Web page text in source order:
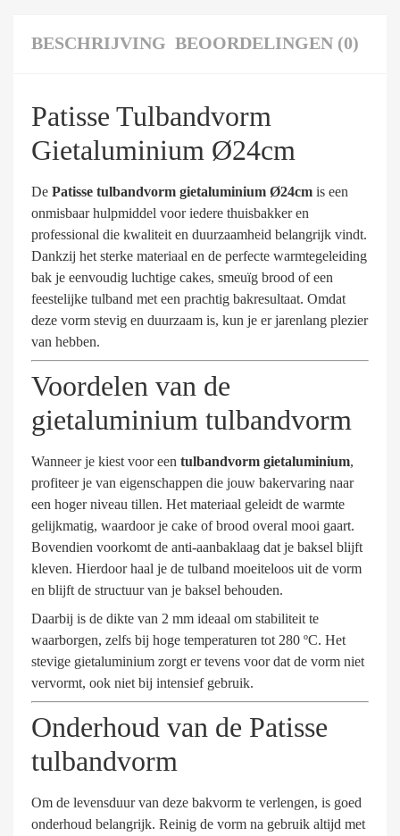
BESCHRIJVING BEOORDELINGEN (0)
Patisse Tulbandvorm
Gietaluminium Ø24cm
De Patisse tulbandvorm gietaluminium Ø24cm is een
onmisbaar hulpmiddel voor iedere thuisbakker en
professional die kwaliteit en duurzaamheid belangrijk vindt.
Dankzij het sterke materiaal en de perfecte warmtegeleiding
bak je eenvoudig luchtige cakes, smeuïg brood of een
feestelijke tulband met een prachtig bakresultaat. Omdat
deze vorm stevig en duurzaam is, kun je er jarenlang plezier
van hebben.
Voordelen van de
gietaluminium tulbandvorm
Wanneer je kiest voor een tulbandvorm gietaluminium,
profiteer je van eigenschappen die jouw bakervaring naar
een hoger niveau tillen. Het materiaal geleidt de warmte
gelijkmatig, waardoor je cake of brood overal mooi gaart.
Bovendien voorkomt de anti-aanbaklaag dat je baksel blijft
kleven. Hierdoor haal je de tulband moeiteloos uit de vorm
en blijft de structuur van je baksel behouden.
Daarbij is de dikte van 2 mm ideaal om stabiliteit te
waarborgen, zelfs bij hoge temperaturen tot 280 ºC. Het
stevige gietaluminium zorgt er tevens voor dat de vorm niet
vervormt, ook niet bij intensief gebruik.
Onderhoud van de Patisse
tulbandvorm
Om de levensduur van deze bakvorm te verlengen, is goed
onderhoud belangrijk. Reinig de vorm na gebruik altijd met